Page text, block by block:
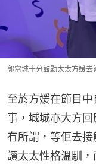
郭富城十分鼓勵太太方媛去
至於方媛在節目
事，城城亦大方
冇所謂，等佢去
讚太太性格溫馴